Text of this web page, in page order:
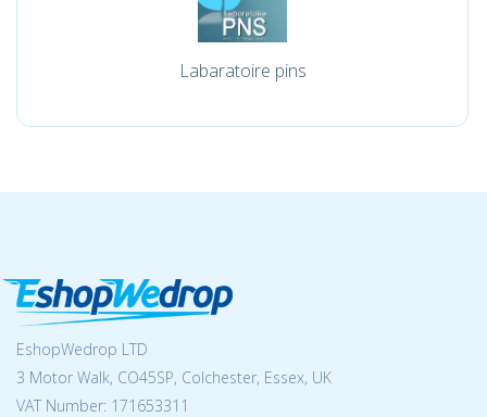
Labaratoire pins
EshopWedrop LTD
3 Motor Walk, CO45SP, Colchester, Essex, UK
VAT Number: 171653311